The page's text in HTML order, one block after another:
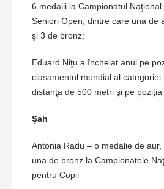
6 medalii la Campionatul
Seniori Open, dintre care una de
şi 3 de bronz;
Eduard Niţu a încheiat anul pe
clasamentul mondial al categoriei
distanţa de 500 metri şi pe
Şah
Antonia Radu – o medalie de
una de bronz la Campionatele
pentru Copii